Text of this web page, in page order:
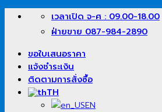
เนื้อหา
เวลาเปิด จ-ศ : 09.00-18.00
ฝ่ายขาย 087-984-2890
ขอใบเสนอราคา
แจ้งชำระเงิน
ติดตามการสั่งซื้อ
TH
EN